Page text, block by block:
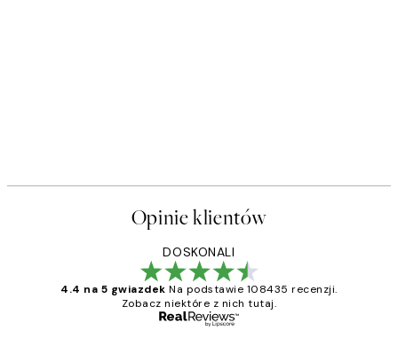
Opinie klientów
DOSKONALI
4.4 na 5 gwiazdek Na podstawie 108435 recenzji.
Zobacz niektóre z nich tutaj.